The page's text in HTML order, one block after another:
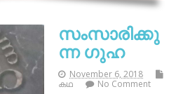
സംസാരിക്കു
ന്ന ഗുഹ
November 6, 2018
കഥ
No Comment